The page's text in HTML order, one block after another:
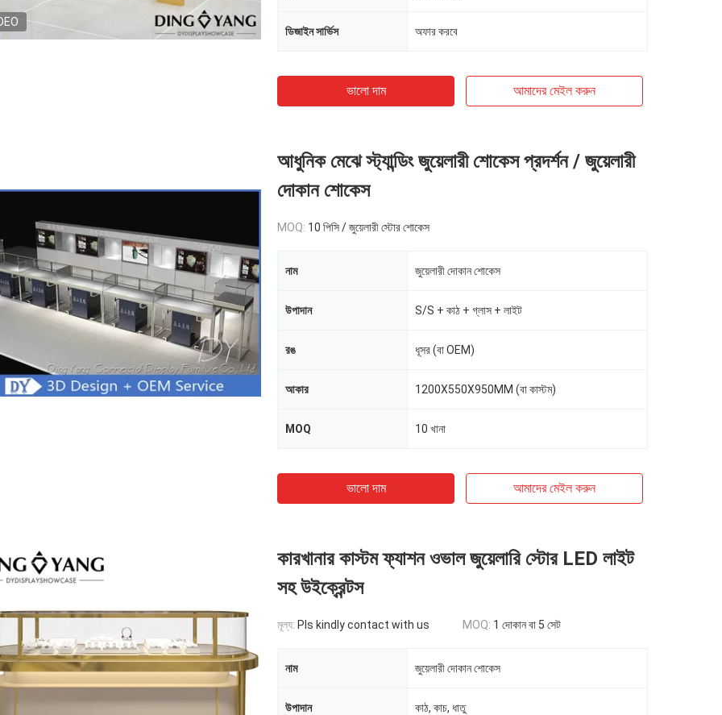
ডিজাইন সার্ভিস অফার করবে
ভালো দাম আমাদের মেইল ​​করুন
আধুনিক মেঝে স্ট্যান্ডিং জুয়েলারী শোকেস প্রদর্শন / জুয়েলারী
দোকান শোকেস
MOQ: 10 পিসি / জুয়েলারী স্টোর শোকেস
নাম জুয়েলারী দোকান শোকেস
উপাদান S/S + কাঠ + গ্লাস + লাইট
রঙ ধূসর (বা OEM)
আকার 1200X550X950MM (বা কাস্টম)
MOQ 10 খানা
ভালো দাম আমাদের মেইল ​​করুন
কারখানার কাস্টম ফ্যাশন ওভাল জুয়েলারি স্টোর LED লাইট
সহ উইক্রেন্টস
মূল্য: Pls kindly contact with us MOQ: 1 দোকান বা 5 সেট
নাম জুয়েলারী দোকান শোকেস
উপাদান কাঠ, কাচ, ধাতু